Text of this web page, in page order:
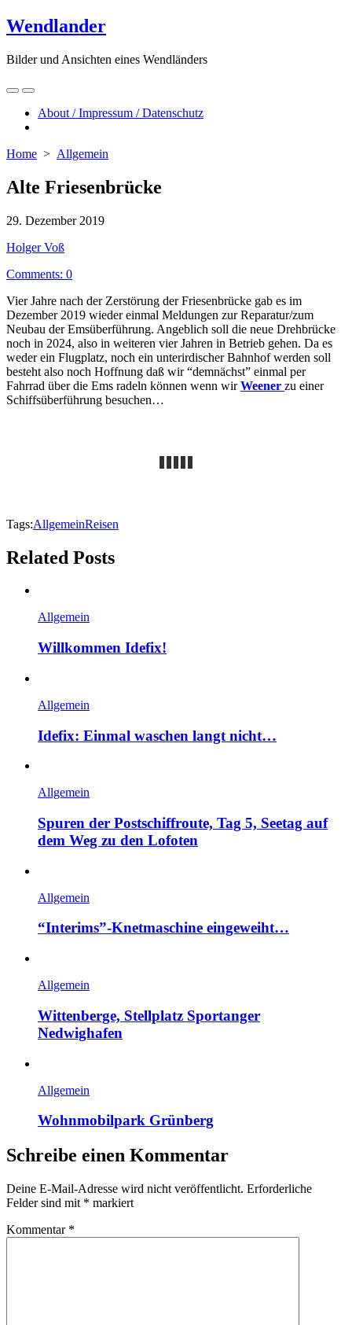
Skip
to
Wendlander
Bilder und Ansichten eines Wendländers
Search
Toggle
Menu
About / Impressum / Datenschutz
Home > Allgemein
Alte Friesenbrücke
Published
29. Dezember 2019
Author
Holger Voß
Comments: 0
Vier Jahre nach der Zerstörung der Friesenbrücke gab es im
Dezember 2019 wieder einmal Meldungen zur Reparatur/zum
Neubau der Emsüberführung. Angeblich soll die neue Drehbrücke
noch in 2024, also in weiteren vier Jahren in Betrieb gehen. Da es
weder ein Flugplatz, noch ein unterirdischer Bahnhof werden soll
besteht also noch Hoffnung daß wir “demnächst” einmal per
Fahrrad über die Ems radeln können wenn wirWeener zu einer
Schiffsüberführung besuchen…
Tags:AllgemeinReisen
Related Posts
Allgemein
Willkommen Idefix!
Allgemein
Idefix: Einmal waschen langt nicht…
Allgemein
Spuren der Postschiffroute, Tag 5, Seetag auf
dem Weg zu den Lofoten
Allgemein
“Interims”-Knetmaschine eingeweiht…
Allgemein
Wittenberge, Stellplatz Sportanger
Nedwighafen
Allgemein
Wohnmobilpark Grünberg
Schreibe einen Kommentar
Deine E-Mail-Adresse wird nicht veröffentlicht. Erforderliche
Felder sind mit * markiert
Kommentar *